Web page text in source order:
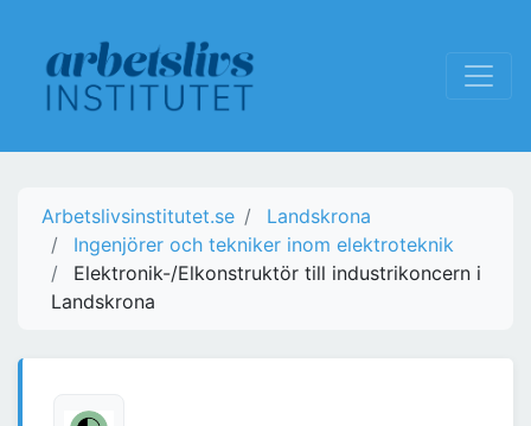
Arbetslivsinstitutet.se
Landskrona
Ingenjörer och tekniker inom elektroteknik
Elektronik-/Elkonstruktör till industrikoncern i
Landskrona